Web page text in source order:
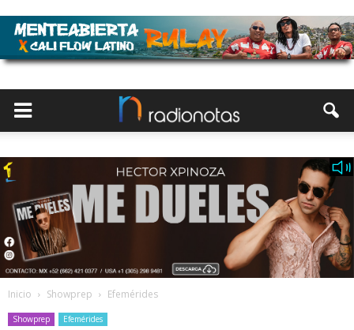
Inicio Showprep Efemérides
Showprep Efemérides